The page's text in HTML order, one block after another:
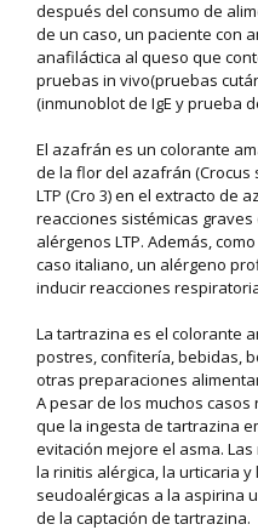
después del consumo de
de un caso, un paciente con
anafiláctica al queso que
pruebas in vivo(pruebas
(inmunoblot de IgE y prueba
El azafrán es un colorante
de la flor del azafrán (Crocus
LTP (Cro 3) en el extracto de
reacciones sistémicas
alérgenos LTP. Además,
caso italiano, un alérgeno
inducir reacciones
La tartrazina es el colorante
postres, confitería, bebidas,
otras preparaciones
A pesar de los muchos
que la ingesta de tartrazina
evitación mejore el asma.
la rinitis alérgica, la urticaria
seudoalérgicas a la aspirina
de la captación de tartrazina.